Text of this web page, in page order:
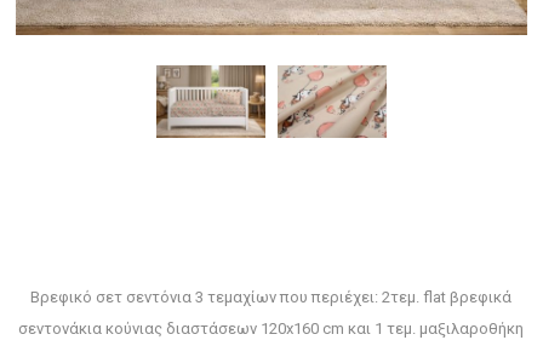
Βρεφικό σετ σεντόνια 3 τεμαχίων που περιέχει: 2τεμ. flat βρεφικά
σεντονάκια κούνιας διαστάσεων 120x160 cm και 1 τεμ. μαξιλαροθήκη